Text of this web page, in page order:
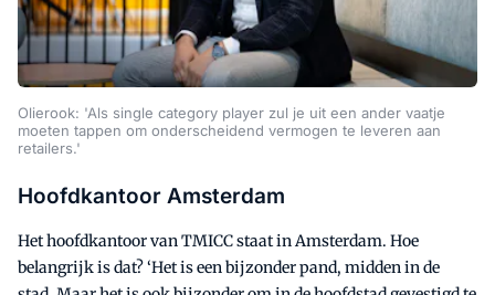
Olierook: 'Als single category player zul je uit een ander vaatje
moeten tappen om onderscheidend vermogen te leveren aan
retailers.'
Hoofdkantoor Amsterdam
Het hoofdkantoor van TMICC staat in Amsterdam. Hoe
belangrijk is dat? ‘Het is een bijzonder pand, midden in de